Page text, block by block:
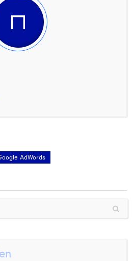
AdWords